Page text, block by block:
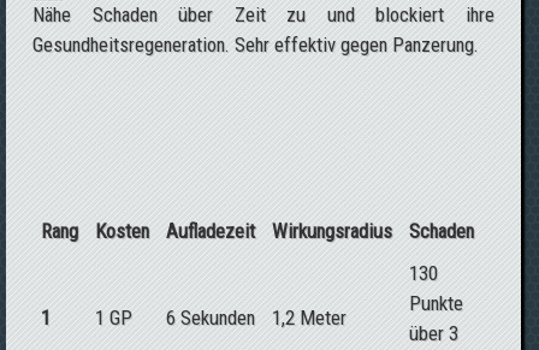
Nähe Schaden über Zeit zu und blockiert ihre
Gesundheitsregeneration. Sehr effektiv gegen Panzerung.
Rang Kosten Aufladezeit Wirkungsradius Schaden
1 1 GP 6 Sekunden 1,2 Meter
130
Punkte
über 3